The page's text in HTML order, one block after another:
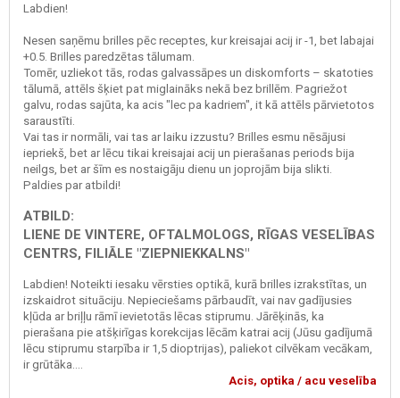
Labdien!
Nesen saņēmu brilles pēc receptes, kur kreisajai acij ir -1, bet labajai
+0.5. Brilles paredzētas tālumam.
Tomēr, uzliekot tās, rodas galvassāpes un diskomforts – skatoties
tālumā, attēls šķiet pat miglaināks nekā bez brillēm. Pagriežot
galvu, rodas sajūta, ka acis "lec pa kadriem", it kā attēls pārvietotos
saraustīti.
Vai tas ir normāli, vai tas ar laiku izzustu? Brilles esmu nēsājusi
iepriekš, bet ar lēcu tikai kreisajai acij un pierašanas periods bija
neilgs, bet ar šīm es nostaigāju dienu un joprojām bija slikti.
Paldies par atbildi!
ATBILD:
LIENE DE VINTERE, OFTALMOLOGS, RĪGAS VESELĪBAS
CENTRS, FILIĀLE "ZIEPNIEKKALNS"
Labdien! Noteikti iesaku vērsties optikā, kurā brilles izrakstītas, un
izskaidrot situāciju. Nepieciešams pārbaudīt, vai nav gadījusies
kļūda ar briļļu rāmī ievietotās lēcas stiprumu. Jārēķinās, ka
pierašana pie atšķirīgas korekcijas lēcām katrai acij (Jūsu gadījumā
lēcu stiprumu starpība ir 1,5 dioptrijas), paliekot cilvēkam vecākam,
ir grūtāka....
Acis, optika / acu veselība